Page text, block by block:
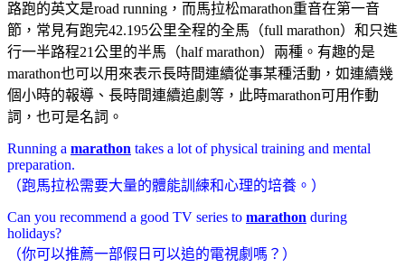
路跑的英文是road running，而馬拉松marathon重音在第一音
節，常見有跑完42.195公里全程的全馬（full marathon）和只進
行一半路程21公里的半馬（half marathon）兩種。有趣的是
marathon也可以用來表示長時間連續從事某種活動，如連續幾
個小時的報導、長時間連續追劇等，此時marathon可用作動
詞，也可是名詞。
Running a marathon takes a lot of physical training and mental
preparation.
（跑馬拉松需要大量的體能訓練和心理的培養。）
Can you recommend a good TV series to marathon during
holidays?
（你可以推薦一部假日可以追的電視劇嗎？）